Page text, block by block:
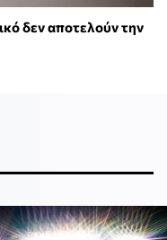
δεν αποτελούν την